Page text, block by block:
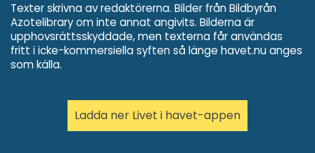
Texter skrivna av redaktörerna. Bilder från Bildbyrån
Azotelibrary om inte annat angivits. Bilderna är
upphovsrättsskyddade, men texterna får användas
fritt i icke-kommersiella syften så länge havet.nu anges
som källa.
Ladda ner Livet i havet-appen